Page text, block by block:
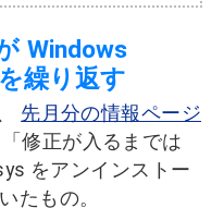
Windows
繰り返す
先月分の情報ページ
修正が入るまでは
をアンインストー
たもの。